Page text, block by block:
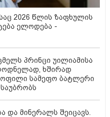
2026 წლის ზაფხულის
ელოდება -
პრინცი უილიამისა
ხშირად
სამეფო ბატლერი
და მინერალს შეიცავს.